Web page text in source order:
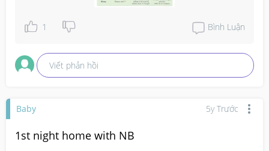
1 Bình Luận
Viết phản hồi
Baby 5y Trước
1st night home with NB